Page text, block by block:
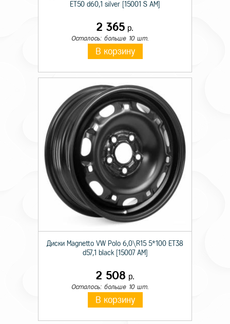
ET50 d60,1 silver [15001 S AM]
2 365 р.
Осталось: больше 10 шт.
В корзину
Диски Magnetto VW Polo 6,0\R15 5*100 ET38
d57,1 black [15007 AM]
2 508 р.
Осталось: больше 10 шт.
В корзину